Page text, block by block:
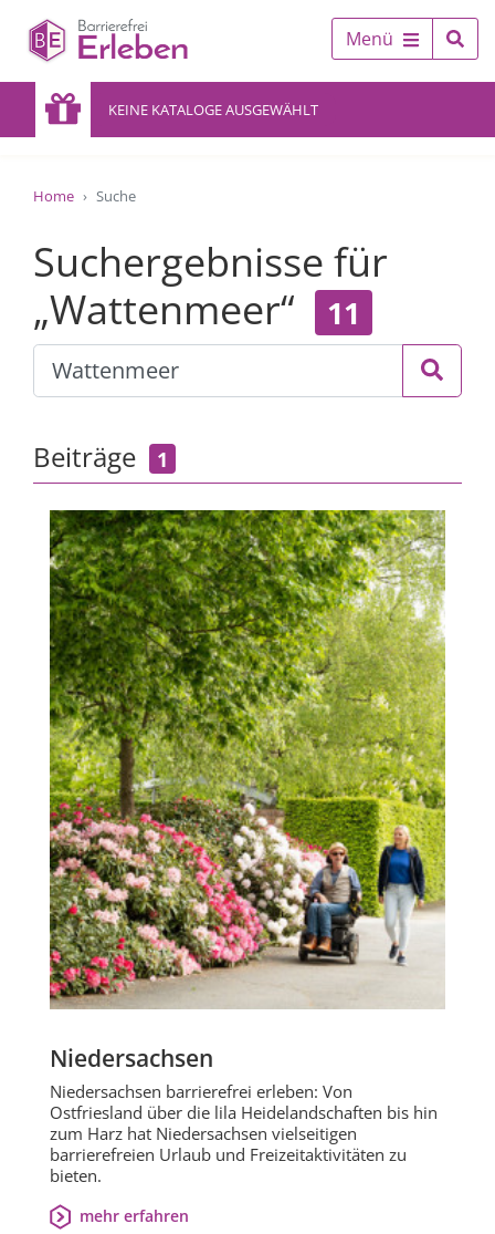
Menü
KEINE KATALOGE AUSGEWÄHLT
Home Suche
Suchergebnisse für
„Wattenmeer“
11
Beiträge 1
Niedersachsen
Niedersachsen barrierefrei erleben: Von
Ostfriesland über die lila Heidelandschaften bis hin
zum Harz hat Niedersachsen vielseitigen
barrierefreien Urlaub und Freizeitaktivitäten zu
bieten.
mehr erfahren